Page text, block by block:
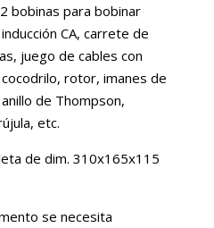
bobinas para bobinar
CA, carrete de
juego de cables con
rotor, imanes de
de Thompson,
etc.
de dim. 310x165x115
se necesita